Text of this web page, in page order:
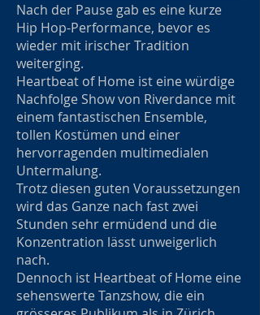
Nach der Pause gab es eine kurze
Hip Hop-Performance, bevor es
wieder mit irischer Tradition
weiterging.
Heartbeat of Home ist eine würdige
Nachfolge Show von Riverdance mit
einem fantastischen Ensemble,
tollen Kostümen und einer
hervorragenden multimedialen
Untermalung.
Trotz diesen guten Voraussetzungen
wird das Ganze nach fast zwei
Stunden sehr ermüdend und die
Konzentration lässt unweigerlich
nach.
Dennoch ist Heartbeat of Home eine
sehenswerte Tanzshow, die ein